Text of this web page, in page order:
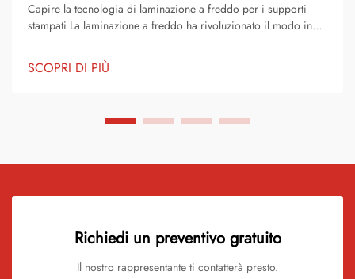
Capire la tecnologia di laminazione a freddo per i supporti
stampati La laminazione a freddo ha rivoluzionato il modo in
specialmente quando si lavora con vinile colorato e altri
supporti premium. Questa tecnologia avanzata offre...
SCOPRI DI PIÙ
Richiedi un preventivo gratuito
Il nostro rappresentante ti contatterà presto.